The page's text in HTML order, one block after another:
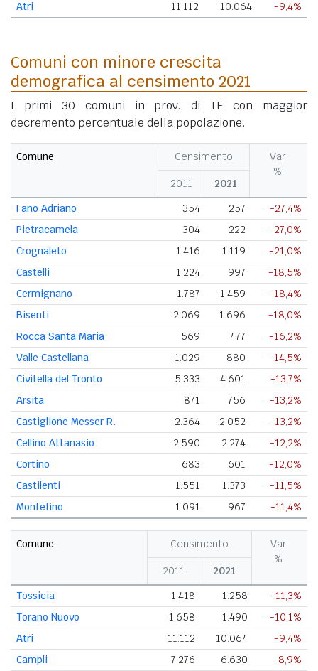
Atri 11.112 10.064 -9,4%
Comuni con minore crescita
demografica al censimento 2021
I primi 30 comuni in prov. di TE con maggior
decremento percentuale della popolazione.
Comune Censimento
Var
%
2011
2021
Fano Adriano
354 257
-27,4%
Pietracamela
304 222
-27,0%
Crognaleto
1.416 1.119
-21,0%
Castelli
1.224 997
-18,5%
Cermignano
1.787 1.459
-18,4%
Bisenti
2.069 1.696
-18,0%
Rocca Santa Maria
569 477
-16,2%
Valle Castellana
1.029 880
-14,5%
Civitella del Tronto
5.333 4.601
-13,7%
Arsita
871 756
-13,2%
Castiglione Messer R.
2.364 2.052
-13,2%
Cellino Attanasio
2.590 2.274
-12,2%
Cortino
683 601
-12,0%
Castilenti
1.551 1.373
-11,5%
Montefino
1.091 967 -11,4%
Comune Censimento
Var
%
2011
2021
Tossicia
1.418 1.258
-11,3%
Torano Nuovo
1.658 1.490
-10,1%
Atri
11.112 10.064
-9,4%
Campli
7.276 6.630
-8,9%